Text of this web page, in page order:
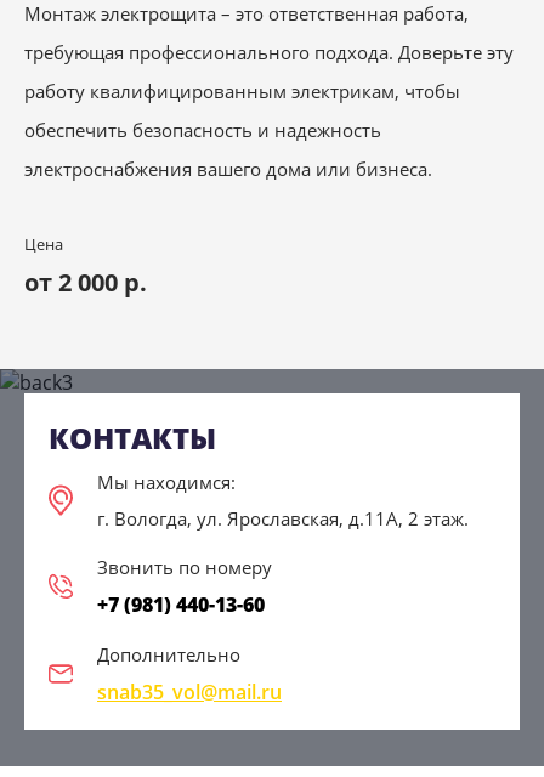
Монтаж электрощита – это ответственная работа,
требующая профессионального подхода. Доверьте эту
работу квалифицированным электрикам, чтобы
обеспечить безопасность и надежность
электроснабжения вашего дома или бизнеса.
Цена
от 2 000 р.
КОНТАКТЫ
Мы находимся:
г. Вологда, ул. Ярославская, д.11А, 2 этаж.
Звонить по номеру
+7 (981) 440-13-60
Дополнительно
snab35_vol@mail.ru